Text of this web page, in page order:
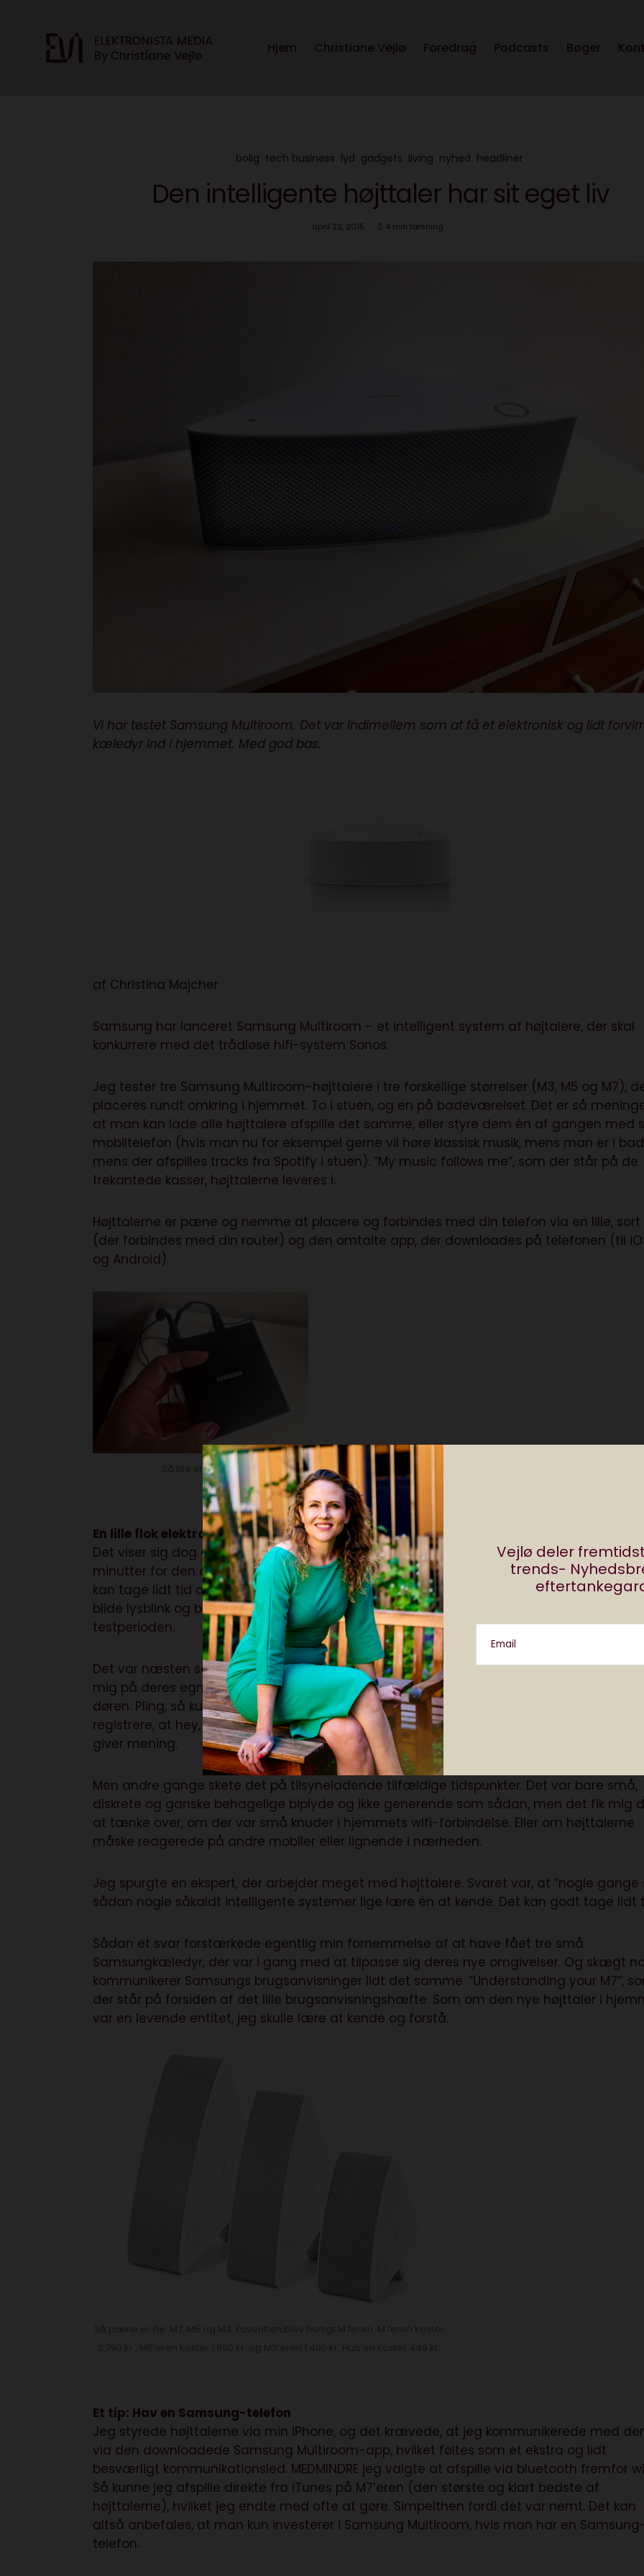
Vejlø deler
trends-
Email
Hjem Christiane Vejlø Foredrag Podcasts Bøger
bolig tech business lyd gadgets living nyhed headliner
Den intelligente højttaler har sit eget liv
april 22, 2015 4 min læsning
Vi har testet Samsung Multiroom. Det var indimellem som at få et elektronisk og lidt
kæledyr ind i hjemmet. Med god bas.
af Christina Majcher
Samsung har lanceret Samsung Multiroom – et intelligent system af højtalere, der skal
konkurrere med det trådløse hifi-system Sonos.
Jeg tester tre Samsung Multiroom-højttalere i tre forskellige størrelser (M3, M5 og M7),
placeres rundt omkring i hjemmet. To i stuen, og en på badeværelset. Det er så
at man kan lade alle højttalere afspille det samme, eller styre dem én af gangen med
mobiltelefon (hvis man nu for eksempel gerne vil høre klassisk musik, mens man er i
mens der afspilles tracks fra Spotify i stuen). ”My music follows me”, som der står på de
trekantede kasser, højttalerne leveres i.
Højttalerne er pæne og nemme at placere og forbindes med din telefon via en lille, sort
(der forbindes med din router) og den omtalte app, der downloades på telefonen (til
og Android).
Så lille er hub’en.
En lille flok elektroniske kæledyr
Det viser sig dog at være lidt besværligt at connecte højttalerne via wifi. Det kan tage
minutter for den enkelte højttaler at finde hub’en og blive forbundet med systemet. At
kan tage lidt tid at sætte et system op, kan man sagtens leve med – et par minutter
blide lysblink og biplyde – men desværre gentog ritualet sig med jævne mellemrum i
testperioden.
Det var næsten som at have fået en lille flok elektroniske kæledyr, der kommunikerede
mig på deres egne, selvvalgte tidspunkter. Nogle gange skete det lige når jeg kom ind
døren. Pling, så kunne jeg høre højttalerne vågne op med et sitrende *tcssshing* og
registrere, at hey, nu var jeg (og mobiltelefonen, de var connectet til) hjemme igen. Det
giver mening.
Men andre gange skete det på tilsyneladende tilfældige tidspunkter. Det var bare små,
diskrete og ganske behagelige biplyde og ikke generende som sådan, men det fik mig
at tænke over, om der var små knuder i hjemmets wifi-forbindelse. Eller om højttalerne
måske reagerede på andre mobiler eller lignende i nærheden.
Jeg spurgte en ekspert, der arbejder meget med højttalere. Svaret var, at ”nogle gange
sådan nogle såkaldt intelligente systemer lige lære én at kende. Det kan godt tage lidt
Sådan et svar forstærkede egentlig min fornemmelse af at have fået tre små
Samsungkæledyr, der var i gang med at tilpasse sig deres nye omgivelser. Og skægt
kommunikerer Samsungs brugsanvisninger lidt det samme. ”Understanding your M7”,
der står på forsiden af det lille brugsanvisningshæfte. Som om den nye højttaler i
var en levende entitet, jeg skulle lære at kende og forstå.
Et tip: Hav en Samsung-telefon
Jeg styrede højttalerne via min iPhone, og det krævede, at jeg kommunikerede med
via den downloadede Samsung Multiroom-app, hvilket føltes som et ekstra og lidt
besværligt kommunikationsled. MEDMINDRE jeg valgte at afspille via bluetooth fremfor
Så kunne jeg afspille direkte fra iTunes på M7’eren (den største og klart bedste af
højttalerne), hvilket jeg endte med ofte at gøre. Simpelthen fordi det var nemt. Det kan
altså anbefales, at man kun investerer i Samsung Multiroom, hvis man har en
telefon.